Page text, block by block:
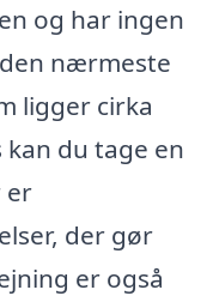
og har ingen
nærmeste
ligger cirka
du tage en
er
der gør
er også